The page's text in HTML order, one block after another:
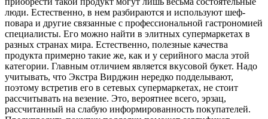
люди. Естественно, в нем разбираются и используют шеф-
повара и другие связанные с профессиональной гастрономией
специалисты. Его можно найти в элитных супермаркетах в
разных странах мира. Естественно, полезные качества
продукта примерно такие же, как и у серийного масла этой
категории. Главным отличием является вкусовой букет. Надо
учитывать, что Экстра Вирджин нередко подделывают,
поэтому встретив его в сетевых супермаркетах, не стоит
рассчитывать на везение. Это, вероятнее всего, эрзац,
рассчитанный на слабую информированность покупателей.